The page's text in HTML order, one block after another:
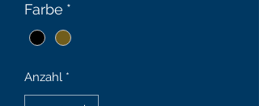
Farbe *
Anzahl *